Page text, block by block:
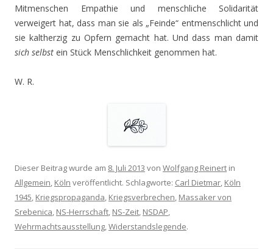
Mitmenschen Empathie und menschliche Solidarität
verweigert hat, dass man sie als „Feinde“ entmenschlicht und
sie kaltherzig zu Opfern gemacht hat. Und dass man damit
sich selbst ein Stück Menschlichkeit genommen hat.
W. R.
Dieser Beitrag wurde am 8. Juli 2013 von Wolfgang Reinert in
Allgemein, Köln veröffentlicht. Schlagworte: Carl Dietmar, Köln
1945, Kriegspropaganda, Kriegsverbrechen, Massaker von
Srebenica, NS-Herrschaft, NS-Zeit, NSDAP,
Wehrmachtsausstellung,Widerstandslegende.